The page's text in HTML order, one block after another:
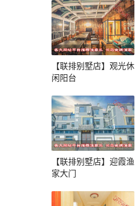
【联排别墅店】观光休
闲阳台
【联排别墅店】迎霞渔
家大门